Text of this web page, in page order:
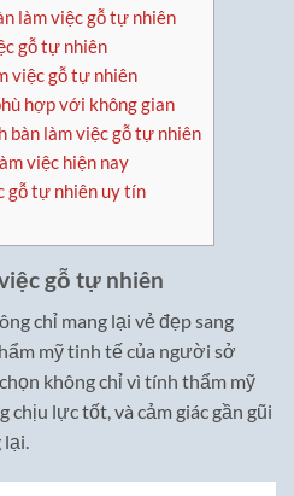
làm việc gỗ tự nhiên
gỗ tự nhiên
việc gỗ tự nhiên
hợp với không gian
bàn làm việc gỗ tự nhiên
việc hiện nay
gỗ tự nhiên uy tín
gỗ tự nhiên
chỉ mang lại vẻ đẹp sang
mỹ tinh tế của người sở
không chỉ vì tính thẩm mỹ
chịu lực tốt, và cảm giác gần gũi
lại.